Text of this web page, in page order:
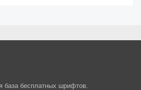
база бесплатных шрифтов.